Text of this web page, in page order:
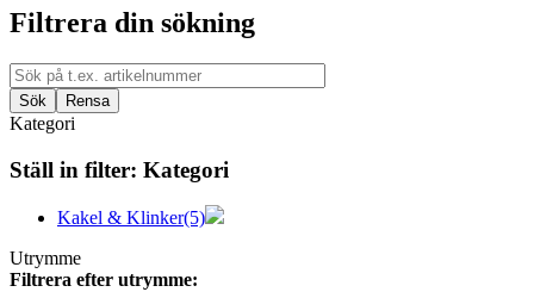
Filtrera din sökning
Kategori
Ställ in filter: Kategori
Kakel & Klinker(5)
Utrymme
Filtrera efter utrymme: